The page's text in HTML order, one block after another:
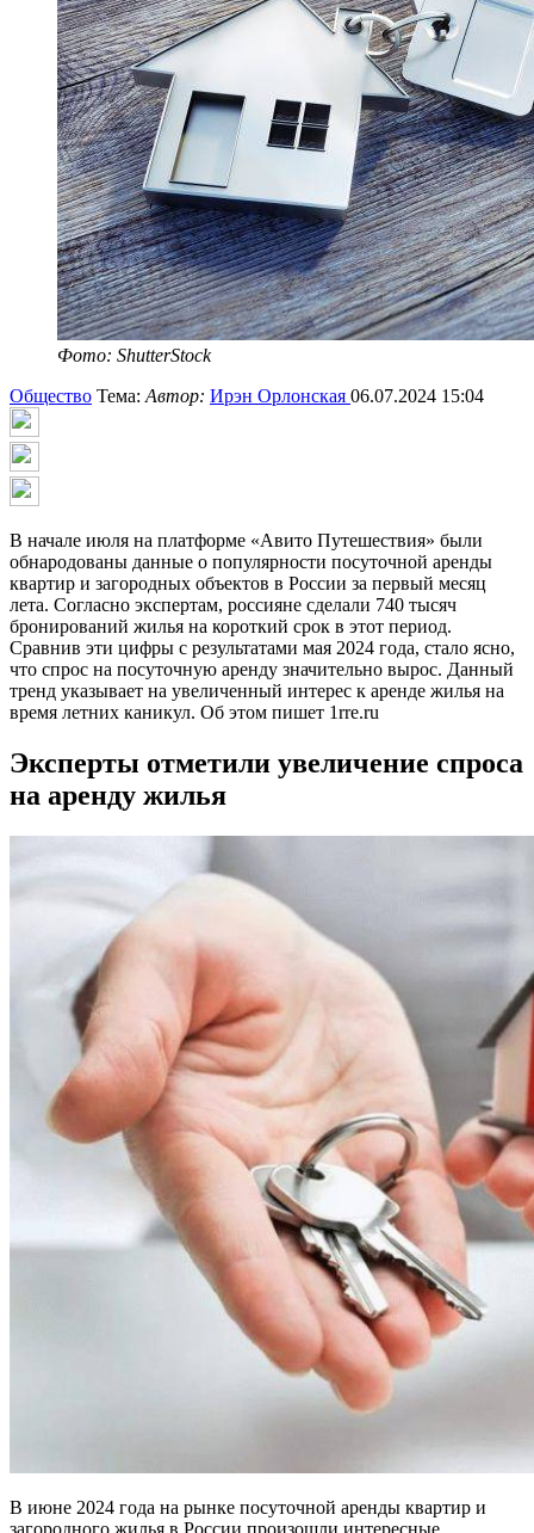
Фото: ShutterStock
Общество Тема: Автор: Ирэн Орлонская 06.07.2024 15:04
В начале июля на платформе «Авито Путешествия» были
обнародованы данные о популярности посуточной аренды
квартир и загородных объектов в России за первый месяц
лета. Согласно экспертам, россияне сделали 740 тысяч
бронирований жилья на короткий срок в этот период.
Сравнив эти цифры с результатами мая 2024 года, стало ясно,
что спрос на посуточную аренду значительно вырос. Данный
тренд указывает на увеличенный интерес к аренде жилья на
время летних каникул. Об этом пишет 1rre.ru
Эксперты отметили увеличение спроса
на аренду жилья
В июне 2024 года на рынке посуточной аренды квартир и
загородного жилья в России произошли интересные